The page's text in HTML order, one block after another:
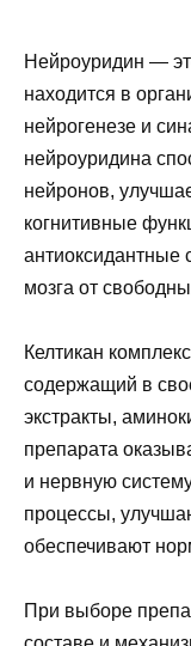
Нейроуридин —
находится в
нейрогенезе и
нейроуридина
нейронов,
когнитивные
антиоксидантные
мозга от
Келтикан
содержащий в
экстракты,
препарата
и нервную
процессы,
обеспечивают
При выборе